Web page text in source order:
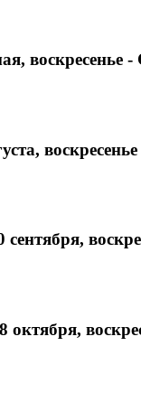
воскресенье
сентября,
октября,